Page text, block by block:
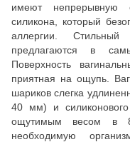
имеют непрерывную
силикона, который
аллергии.
предлагаются в
Поверхность
приятная на ощупь.
шариков слегка
40 мм) и
ощутимым весом в
необходимую